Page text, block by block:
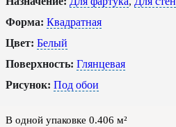
Форма: Квадратная
Цвет: Белый
Поверхность: Глянцевая
Рисунок: Под обои
В одной упаковке 0.406 м²